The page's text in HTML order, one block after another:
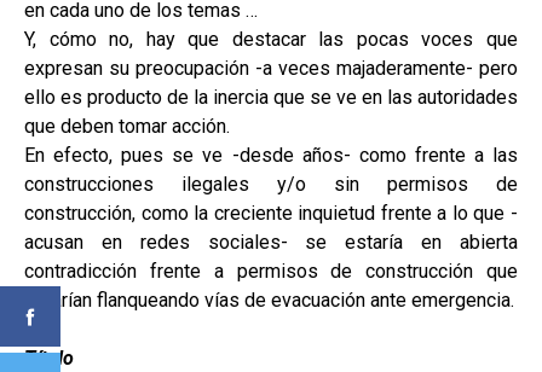
en cada uno de los temas …
Y, cómo no, hay que destacar las pocas voces que
expresan su preocupación -a veces majaderamente- pero
ello es producto de la inercia que se ve en las autoridades
que deben tomar acción.
En efecto, pues se ve -desde años- como frente a las
construcciones ilegales y/o sin permisos de
construcción, como la creciente inquietud frente a lo que -
acusan en redes sociales- se estaría en abierta
contradicción frente a permisos de construcción que
estarían flanqueando vías de evacuación ante emergencia.
Título